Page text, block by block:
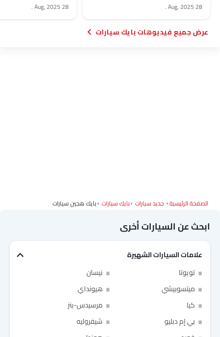
28 Aug, 2025
.
28 Aug, 2025
.
فيديوهات بايك سيارات
الصفحة الرئيسية جديد سيارات بايك سيارات بايك هجين سيارات
ابحث عن السيارات أخرى
علامات السيارات الشهيرة
تويوتا
نيسان
ميتسوبيشي
هيونداي
كيا
مرسيدس-بنز
بي إم دبليو
شيفروليه
Link Your Google Account
Link Your Facebook Account